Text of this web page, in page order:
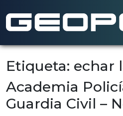
Saltar al contenido principal
Etiqueta: echar
Academia
Guardia Civil –